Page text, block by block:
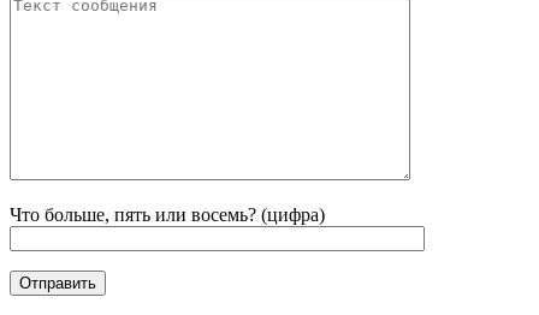
Что больше, пять или восемь? (цифра)